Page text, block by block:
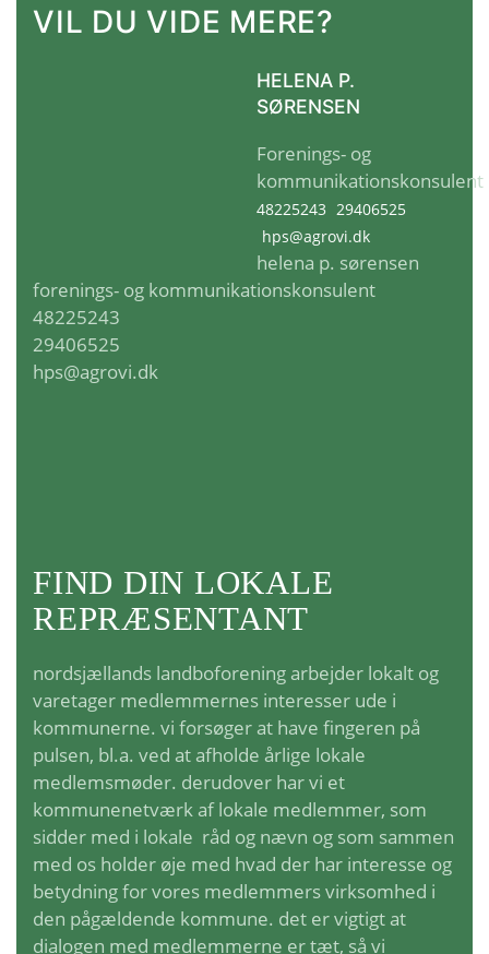
VIL DU VIDE MERE?
HELENA P.
SØRENSEN
Forenings- og
kommunikationskonsulent
48225243 29406525
hps@agrovi.dk
helena p. sørensen
forenings- og kommunikationskonsulent
48225243
29406525
hps@agrovi.dk
FIND DIN LOKALE
REPRÆSENTANT
nordsjællands landboforening arbejder lokalt og
varetager medlemmernes interesser ude i
kommunerne. vi forsøger at have fingeren på
pulsen, bl.a. ved at afholde årlige lokale
medlemsmøder. derudover har vi et
kommunenetværk af lokale medlemmer, som
sidder med i lokale råd og nævn og som sammen
med os holder øje med hvad der har interesse og
betydning for vores medlemmers virksomhed i
den pågældende kommune. det er vigtigt at
dialogen med medlemmerne er tæt, så vi